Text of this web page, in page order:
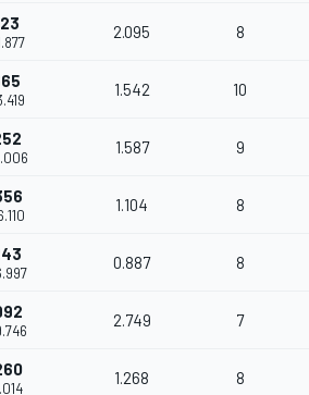
2.095 8
1.542 10
1.587 9
1.104 8
0.887 8
2.749 7
1.268 8